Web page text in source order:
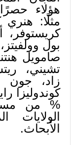
هؤلاء
مثلًا:
كريستوفر،
بول
صامويل
تشيني،
زاد، جون
% من
الولايات
الأبحاث.